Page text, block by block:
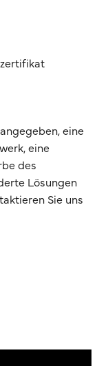
eine
eine
des
Lösungen
Sie uns